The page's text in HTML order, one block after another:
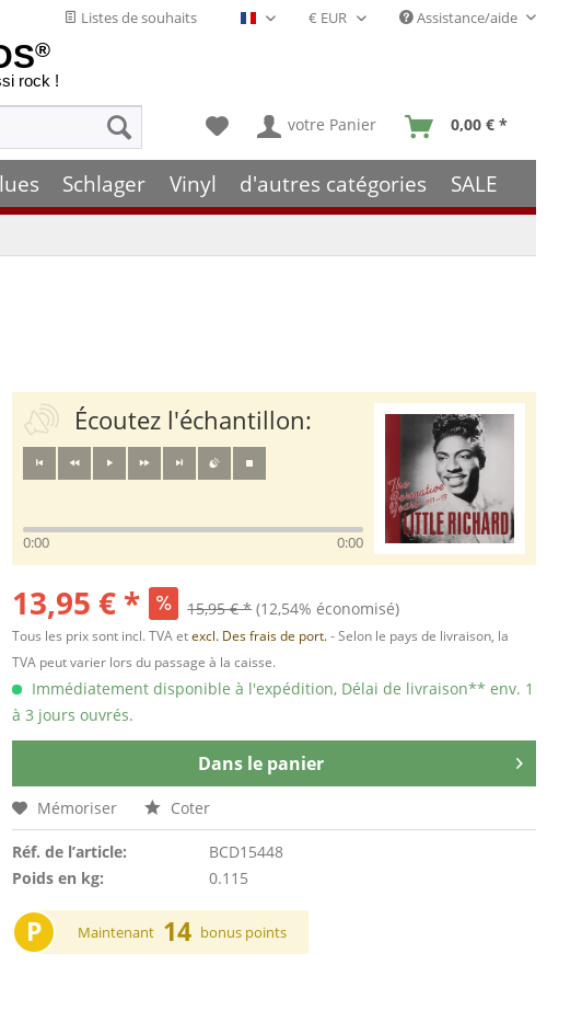
Listes de souhaits Français- FR Assistance/aide
®
rock !
votre Panier 0,00 € *
Schlager Vinyl d'autres catégories SALE
Écoutez l'échantillon:
0:00 0:00
13,95 € * 15,95 € * (12,54% économisé)
Tous les prix sont incl. TVA etexcl. Des frais de port.- Selon le pays de livraison, la
TVA peut varier lors du passage à la caisse.
Immédiatement disponible à l'expédition, Délai de livraison** env. 1
à 3 jours ouvrés.
Dans le panier
Mémoriser Coter
Réf. de l’article:
BCD15448
Poids en kg:
0.115
P Maintenant 14 bonus points